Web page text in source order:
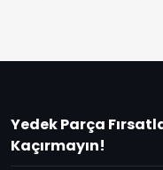
Yedek Parça
Kaçırmayın!